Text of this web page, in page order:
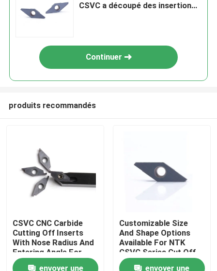
Produits
VR Show
CSVC a découpé des insertions
Continuer
produits recommandés
CSVC CNC Carbide
Cutting Off Inserts
With Nose Radius And
Entering Angle For
Good Chip Control And
envoyer une
Customizable Size
And Shape Options
Available For NTK
CSVC Series Cut Off
Inserts To Meet Your
envoyer une